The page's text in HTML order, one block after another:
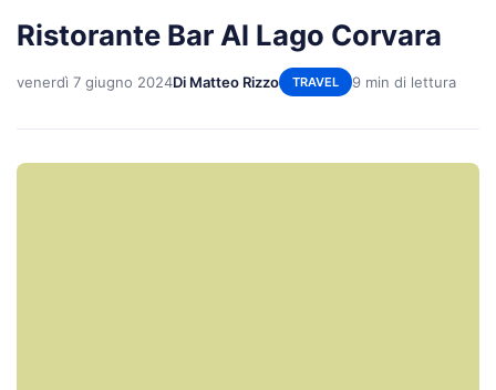
Ristorante Bar Al Lago Corvara
venerdì 7 giugno 2024Di Matteo Rizzo TRAVEL 9 min di lettura